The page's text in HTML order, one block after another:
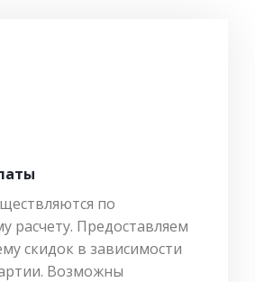
по
расчету. Предоставляем
скидок в зависимости
Возможны